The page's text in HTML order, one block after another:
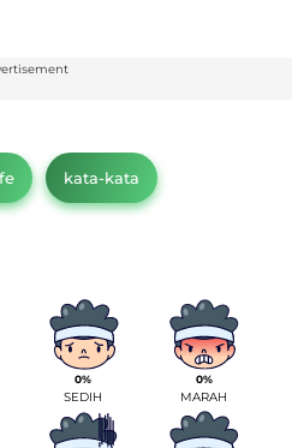
kata-kata
0%
SEDIH
0%
MARAH